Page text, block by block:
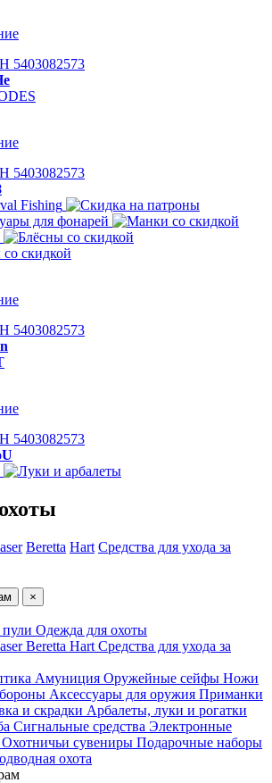
Beretta Hart Средства для ухода за
×
Одежда для охоты
Beretta Hart Средства для ухода за
Амуниция Оружейные сейфы Ножи
Аксессуары для оружия Приманки
и скрадки Арбалеты, луки и рогатки
Сигнальные средства Электронные
Охотничьи сувениры Подарочные наборы
охота